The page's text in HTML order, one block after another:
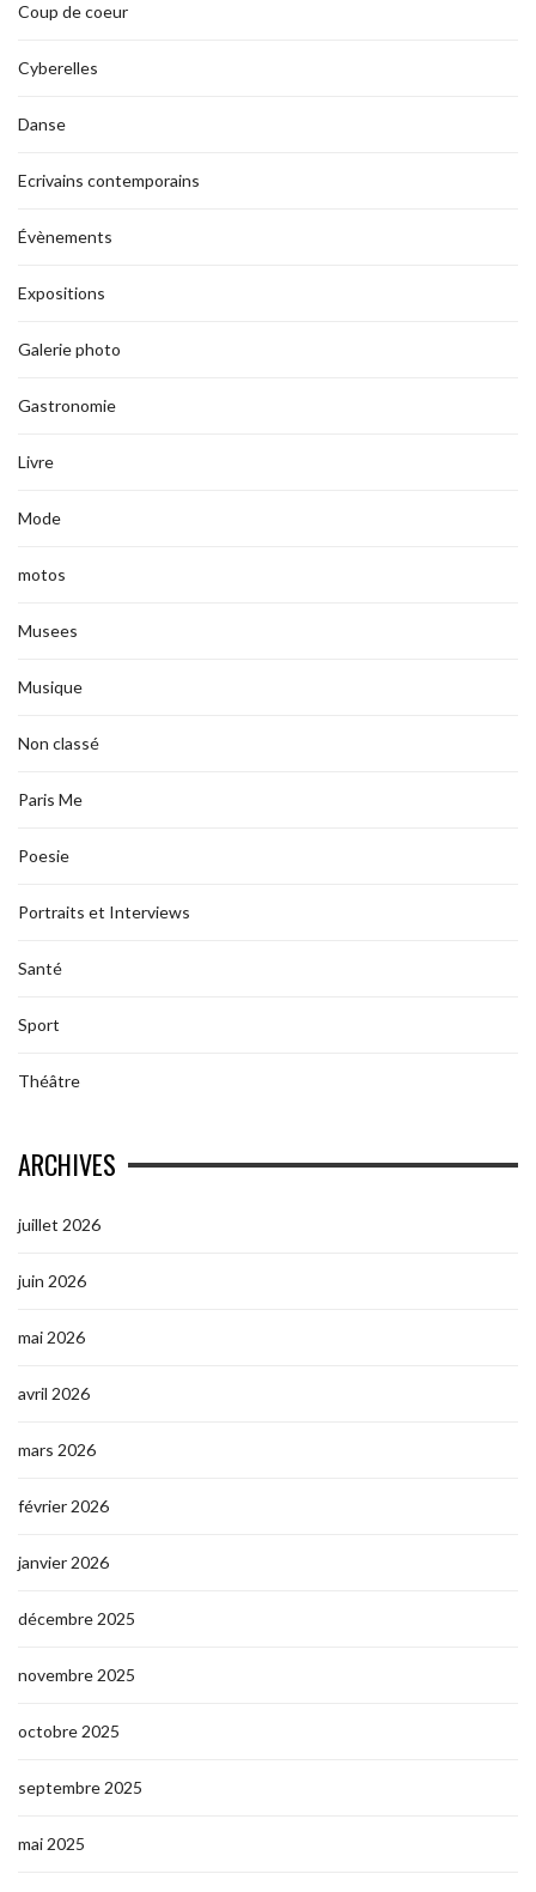
Coup de coeur
Cyberelles
Danse
Ecrivains contemporains
Évènements
Expositions
Galerie photo
Gastronomie
Livre
Mode
motos
Musees
Musique
Non classé
Paris Me
Poesie
Portraits et Interviews
Santé
Sport
Théâtre
ARCHIVES
juillet 2026
juin 2026
mai 2026
avril 2026
mars 2026
février 2026
janvier 2026
décembre 2025
novembre 2025
octobre 2025
septembre 2025
mai 2025